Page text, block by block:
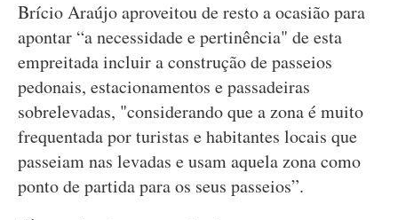
Brício Araújo aproveitou de resto a ocasião para
apontar “a necessidade e pertinência" de esta
empreitada incluir a construção de passeios
pedonais, estacionamentos e passadeiras
sobrelevadas, "considerando que a zona é muito
frequentada por turistas e habitantes locais que
passeiam nas levadas e usam aquela zona como
ponto de partida para os seus passeios”.